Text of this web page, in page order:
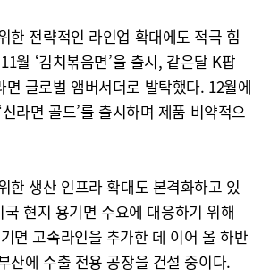
한 전략적인 라인업 확대에도 적극 힘
월 ‘김치볶음면’을 출시, 같은달 K팝
면 글로벌 앰버서더로 발탁했다. 12월에
라면 골드’를 출시하며 제품 비약적으
한 생산 인프라 확대도 본격화하고 있
현지 용기면 수요에 대응하기 위해
면 고속라인을 추가한 데 이어 올 하반
산에 수출 전용 공장을 건설 중이다.